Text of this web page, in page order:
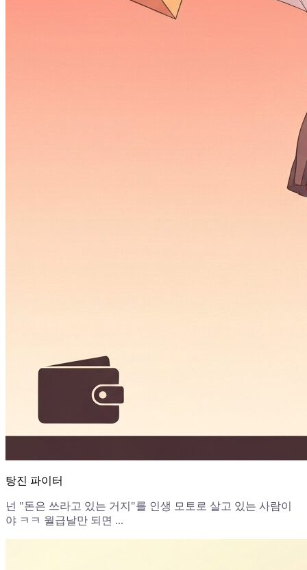
탕진 파이터
넌 "돈은 쓰라고 있는 거지"를 인생 모토로 살고 있는 사람이
야 ㅋㅋ 월급날만 되면 ...